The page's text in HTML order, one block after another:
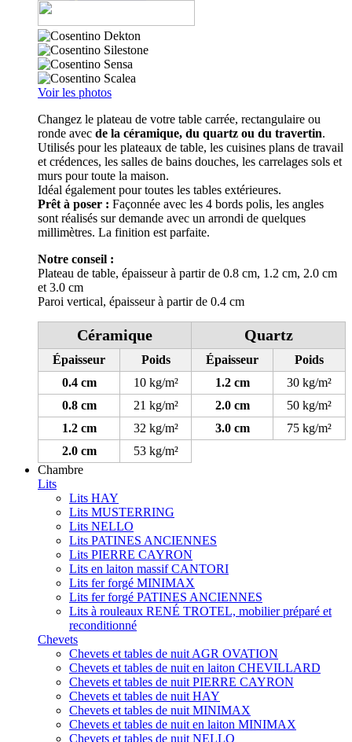
Voir les photos
Changez le plateau de votre table carrée, rectangulaire ou
ronde avec de la céramique, du quartz ou du travertin.
Utilisés pour les plateaux de table, les cuisines plans de travail
et crédences, les salles de bains douches, les carrelages sols et
murs pour toute la maison.
Idéal également pour toutes les tables extérieures.
Prêt à poser : Façonnée avec les 4 bords polis, les angles
sont réalisés sur demande avec un arrondi de quelques
millimètres. La finition est parfaite.
Notre conseil :
Plateau de table, épaisseur à partir de 0.8 cm, 1.2 cm, 2.0 cm
et 3.0 cm
Paroi vertical, épaisseur à partir de 0.4 cm
Céramique Quartz
Épaisseur Poids Épaisseur
Poids
0.4 cm
10 kg/m² 1.2 cm
30 kg/m²
0.8 cm
21 kg/m² 2.0 cm
50 kg/m²
1.2 cm
32 kg/m² 3.0 cm
75 kg/m²
2.0 cm
53 kg/m²
Chambre
Lits
Lits HAY
Lits MUSTERRING
Lits NELLO
Lits PATINES ANCIENNES
Lits PIERRE CAYRON
Lits en laiton massif CANTORI
Lits fer forgé MINIMAX
Lits fer forgé PATINES ANCIENNES
Lits à rouleaux RENÉ TROTEL, mobilier préparé et
reconditionné
Chevets
Chevets et tables de nuit AGR OVATION
Chevets et tables de nuit en laiton CHEVILLARD
Chevets et tables de nuit PIERRE CAYRON
Chevets et tables de nuit HAY
Chevets et tables de nuit MINIMAX
Chevets et tables de nuit en laiton MINIMAX
Chevets et tables de nuit NELLO